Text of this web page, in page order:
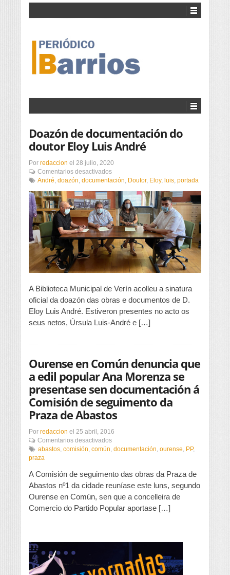
Doazón de documentación do
doutor Eloy Luis André
Por redaccion el 28 julio, 2020
Comentarios desactivadosen
Doazón
documentación
do
doutor
Eloy
Luis
André
André, doazón, documentación, Doutor, Eloy, luis, portada
A Biblioteca Municipal de Verín acolleu a sinatura
oficial da doazón das obras e documentos de D.
Eloy Luis André. Estiveron presentes no acto os
seus netos, Úrsula Luis-André e […]
Ourense en Común denuncia que
a edil popular Ana Morenza se
presentase sen documentación á
Comisión de seguimento da
Praza de Abastos
Por redaccion el 25 abril, 2016
Comentarios desactivadosen
Ourense
denuncia
que
edil
popular
documentación
á
abastos, comisión, común, documentación, ourense, PP,
praza
A Comisión de seguimento das obras da Praza de
Abastos nº1 da cidade reuníase este luns, segundo
Ourense en Común, sen que a concelleira de
Comercio do Partido Popular aportase […]